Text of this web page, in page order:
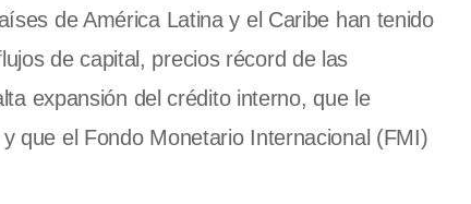
de América Latina y el Caribe han tenido
de capital, precios récord de las
expansión del crédito interno, que le
que el Fondo Monetario Internacional (FMI)